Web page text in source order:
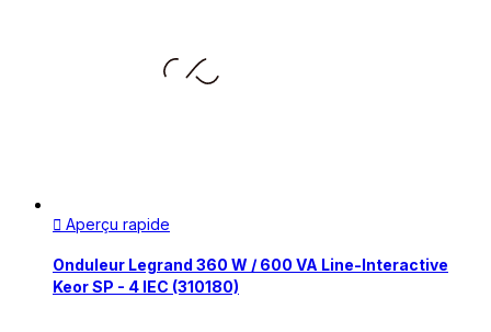
 Aperçu rapide
Onduleur Legrand 360 W / 600 VA Line-Interactive
Keor SP - 4 IEC (310180)